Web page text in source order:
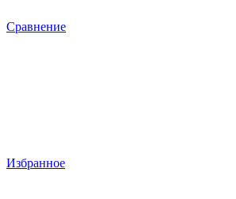
Сравнение
Избранное